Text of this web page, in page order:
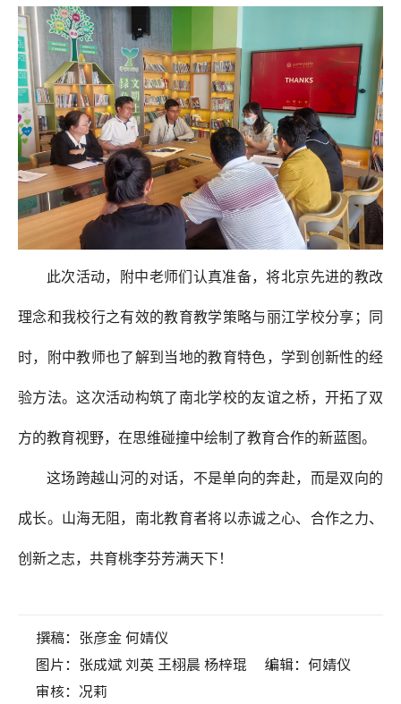
此次活动，附中老师们认真准备，将北京先进的教改
理念和我校行之有效的教育教学策略与丽江学校分享；同
时，附中教师也了解到当地的教育特色，学到创新性的经
验方法。这次活动构筑了南北学校的友谊之桥，开拓了双
方的教育视野，在思维碰撞中绘制了教育合作的新蓝图。
这场跨越山河的对话，不是单向的奔赴，而是双向的
成长。山海无阻，南北教育者将以赤诚之心、合作之力、
创新之志，共育桃李芬芳满天下！
撰稿：张彦金 何婧仪
图片：张成斌 刘英 王栩晨 杨梓琨
编辑：何婧仪
审核：况莉